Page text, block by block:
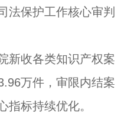
法保护工作核心审判
新收各类知识产权案
万件，审限内结案
指标持续优化。